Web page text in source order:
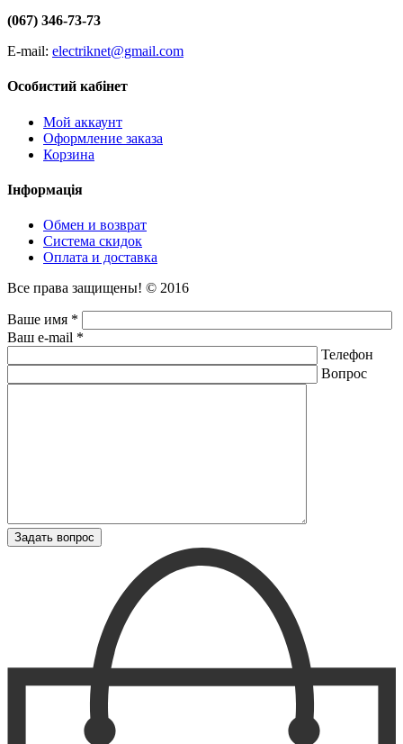
(067) 346-73-73
E-mail: electriknet@gmail.com
Особистий кабінет
Мой аккаунт
Оформление заказа
Корзина
Інформація
Обмен и возврат
Система скидок
Оплата и доставка
Все права защищены! © 2016
Ваше имя *
Ваш e-mail *
Телефон
Вопрос